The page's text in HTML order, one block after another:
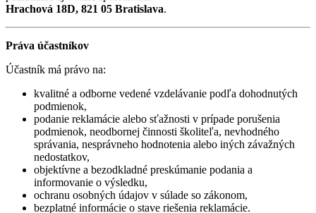
Hrachová 18D, 821 05 Bratislava.
Práva účastníkov
Účastník má právo na:
kvalitné a odborne vedené vzdelávanie podľa dohodnutých
podmienok,
podanie reklamácie alebo sťažnosti v prípade porušenia
podmienok, neodbornej činnosti školiteľa, nevhodného
správania, nesprávneho hodnotenia alebo iných závažných
nedostatkov,
objektívne a bezodkladné preskúmanie podania a
informovanie o výsledku,
ochranu osobných údajov v súlade so zákonom,
bezplatné informácie o stave riešenia reklamácie.